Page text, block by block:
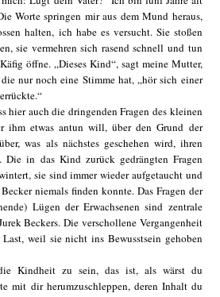
Worte springen mir aus dem Mund heraus,
halten, ich habe es versucht. Sie stoßen
sie vermehren sich rasend schnell und tun
öffne. „Dieses Kind“, sagt meine Mutter,
nur noch eine Stimme hat, „hör sich einer
hier auch die dringenden Fragen des kleinen
ihm etwas antun will, über den Grund der
was als nächstes geschehen wird, ihren
Die in das Kind zurück gedrängten Fragen
sie sind immer wieder aufgetaucht und
niemals finden konnte. Das Fragen der
Lügen der Erwachsenen sind zentrale
Beckers. Die verschollene Vergangenheit
weil sie nicht ins Bewusstsein gehoben
Kindheit zu sein, das ist, als wärst du
mit dir herumzuschleppen, deren Inhalt du